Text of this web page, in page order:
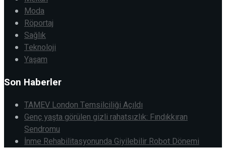
Moda
Röportaj
Sağlık
Teknoloji
Yaşam
Son Haberler
TAMEV London Temsilciliği Açıldı
Genç yaşta görülen gizli rahatsızlık: Fındıkkıran
Sendromu
İnme Rehabilitasyonunda Giyilebilir Robot Dönemi